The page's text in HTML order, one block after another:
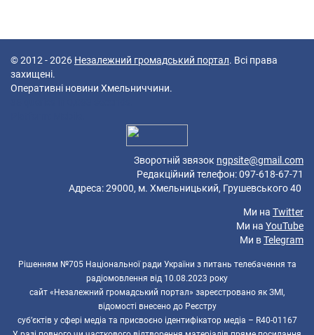
© 2012 - 2026 Незалежний громадський портал. Всі права
захищені.
Оперативні новини Хмельниччини.
Зворотній звязок ngpsite@gmail.com
Редакційний телефон: 097-618-67-71
Адреса: 29000, м. Хмельницький, Грушевського 40
Ми на Twitter
Ми на YouTube
Ми вTelegram
Рішенням №705 Національної ради України з питань телебачення та
радіомовлення від 10.08.2023 року
сайт «Незалежний громадський портал» зареєстровано як ЗМІ,
відомості внесено до Реєстру
суб’єктів у сфері медіа та присвоєно ідентифікатор медіа – R40-01167